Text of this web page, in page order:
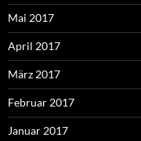
Mai 2017
April 2017
März 2017
Februar 2017
Januar 2017